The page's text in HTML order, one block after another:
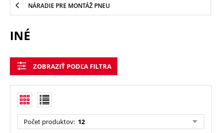
NÁRADIE PRE MONTÁŽ PNEU
INÉ
ZOBRAZIŤ PODĽA FILTRA
Počet produktov: 12